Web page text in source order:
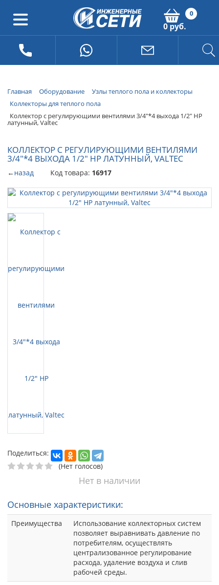
0
0 руб.
Главная Оборудование
Узлы теплого пола и коллекторы
Коллекторы для теплого пола
Коллектор с регулирующими вентилями 3/4"*4 выхода 1/2" НР
латунный, Valtec
КОЛЛЕКТОР С РЕГУЛИРУЮЩИМИ ВЕНТИЛЯМИ
3/4"*4 ВЫХОДА 1/2" НР ЛАТУННЫЙ, VALTEC
←назад Код товара: 16917
Поделиться:
(Нет голосов)
Нет в наличии
Основные характеристики:
Преимущества
Использование коллекторных систем
позволяет выравнивать давление по
потребителям, осуществлять
централизованное регулирование
расхода, удаление воздуха и слив
рабочей среды.